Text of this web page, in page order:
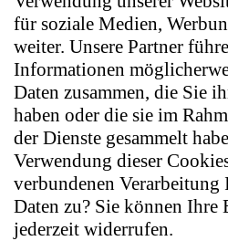
für soziale Medien,
weiter. Unsere Partner
Informationen
Daten zusammen, die Sie
haben oder die sie im
der Dienste gesammelt
Verwendung dieser
verbundenen Verarbeitung
Daten zu? Sie können
jederzeit widerrufen.